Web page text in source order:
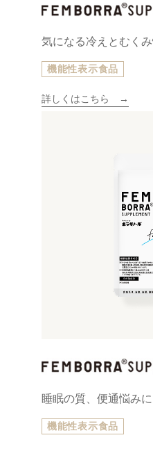
気になる冷えとむく
機能性表示食品
詳しくはこちら
睡眠の質、便通悩みに
機能性表示食品